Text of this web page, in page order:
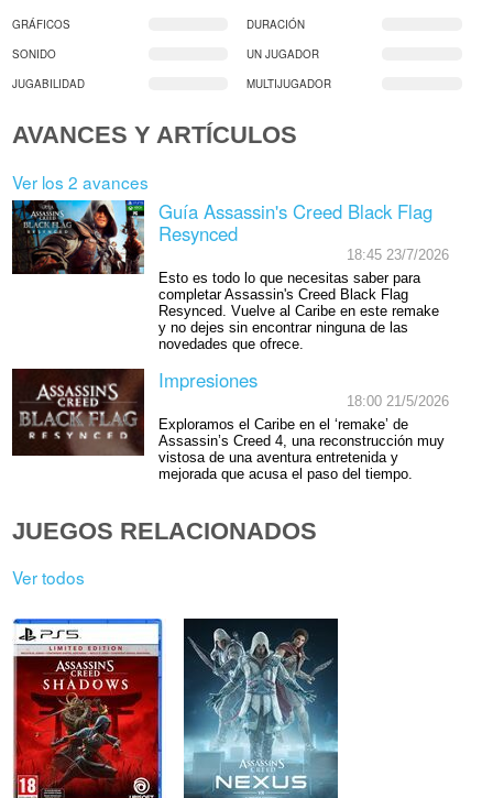
GRÁFICOS
DURACIÓN
SONIDO
UN JUGADOR
JUGABILIDAD
MULTIJUGADOR
AVANCES Y ARTÍCULOS
Ver los 2 avances
Guía Assassin's Creed Black Flag
Resynced
18:45 23/7/2026
Esto es todo lo que necesitas saber para
completar Assassin's Creed Black Flag
Resynced. Vuelve al Caribe en este remake
y no dejes sin encontrar ninguna de las
novedades que ofrece.
Impresiones
18:00 21/5/2026
Exploramos el Caribe en el ‘remake’ de
Assassin’s Creed 4, una reconstrucción muy
vistosa de una aventura entretenida y
mejorada que acusa el paso del tiempo.
JUEGOS RELACIONADOS
Ver todos